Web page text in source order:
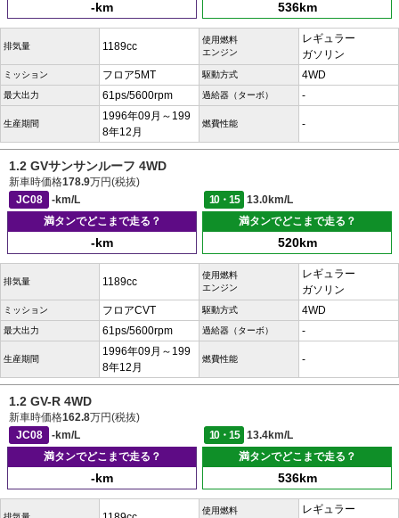
-km 536km
排気量 1189cc
使用燃料
エンジン
レギュラー
ガソリン
ミッション フロア5MT 駆動方式 4WD
最大出力 61ps/5600rpm 過給器（ターボ） -
生産期間
1996年09月～199
8年12月
燃費性能 -
1.2 GVサンサンルーフ 4WD
新車時価格178.9万円(税抜)
JC08
-km/L 10・15
13.0km/L
満タンでどこまで走る？
-km
満タンでどこまで走る？
520km
排気量 1189cc
使用燃料
エンジン
レギュラー
ガソリン
ミッション フロアCVT 駆動方式 4WD
最大出力 61ps/5600rpm 過給器（ターボ） -
生産期間
1996年09月～199
8年12月
燃費性能 -
1.2 GV-R 4WD
新車時価格162.8万円(税抜)
JC08
-km/L 10・15
13.4km/L
満タンでどこまで走る？
-km
満タンでどこまで走る？
536km
使用燃料
レギュラー